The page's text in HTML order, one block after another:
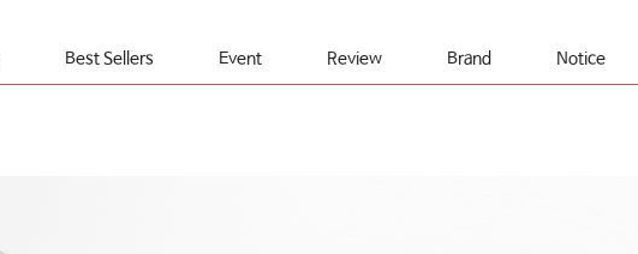
Best Sellers Event Review Brand Notice